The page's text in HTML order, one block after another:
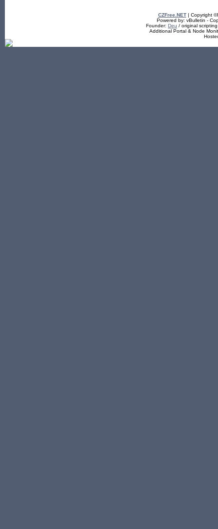
CZFree.NET| Copyright
Powered by: vBulletin -
Founder: Deu / original
Additional Portal & Node